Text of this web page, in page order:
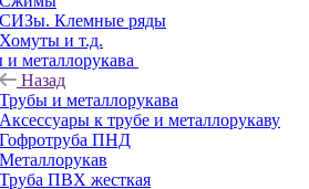
СИЗы. Клемные ряды
Хомуты и т.д.
металлорукава
Назад
Трубы и металлорукава
Аксессуары к трубе и металлорукаву
Гофротруба ПНД
Металлорукав
Труба ПВХ жесткая